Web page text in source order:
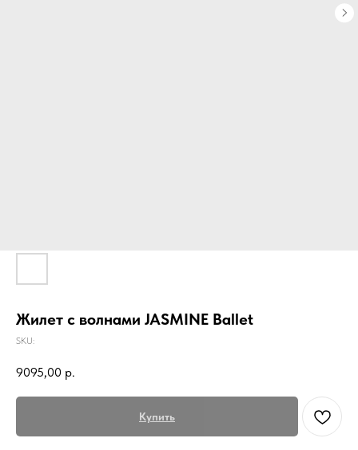
Жилет с волнами JASMINE Ballet
SKU:
9095,00 р.
Купить